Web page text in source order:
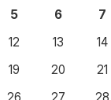
5 6 7
12 13 14
19 20 21